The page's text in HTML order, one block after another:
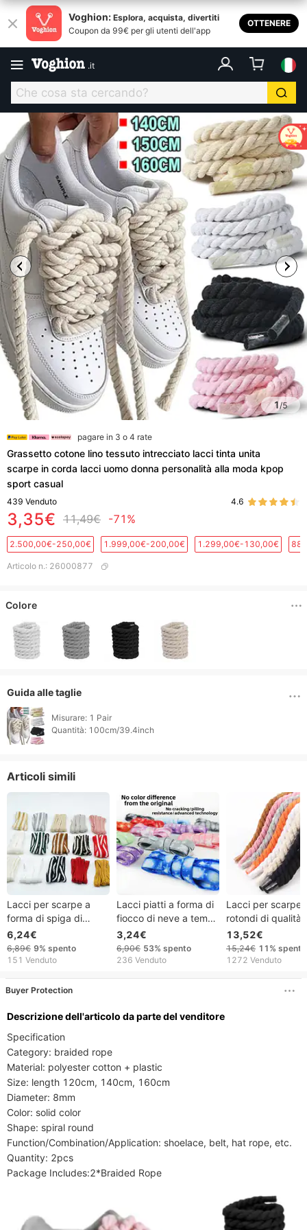
Voghion: Esplora, acquista, divertiti
Coupon da 99€ per gli utenti dell'app
OTTENERE
.it
1/5
pagare in 3 o 4 rate
Grassetto cotone lino tessuto intrecciato lacci tinta unita
scarpe in corda lacci uomo donna personalità alla moda kpop
sport casual
439 Venduto 4.6
3,35€ 11,49€ -71%
2.500,00€-250,00€ 1.999,00€-200,00€ 1.299,00€-130,00€
Articolo n.: 26000877
Colore
Guida alle taglie
Misurare: 1 Pair
Articoli simili
Lacci per scarpe a
forma di spiga di
grano per scarpe in
tela da donna
intrecciati in bianco e
extra larghi e spessi,
6,24€
6,89€ 9% spento
151 Venduto
Lacci piatti a forma di
fiocco di neve a tema
invernale: stile
personalizzato per
stivali e sneakers.
3,24€
6,90€ 53% spento
236 Venduto
Lacci per scarpe
rotondi di qualità
per scarpe in
colorati più
cm per scarpe da
13,52€
15,24€ 11% spento
1272 Venduto
Buyer Protection
Descrizione dell'articolo da parte del venditore
Specification
Category: braided rope
Material: polyester cotton + plastic
Size: length 120cm, 140cm, 160cm
Diameter: 8mm
Color: solid color
Shape: spiral round
Function/Combination/Application: shoelace, belt, hat rope, etc.
Quantity: 2pcs
Package Includes:2*Braided Rope